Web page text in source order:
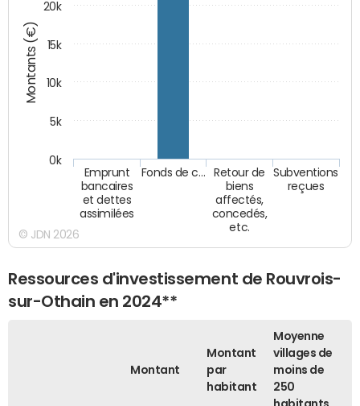
Montants (€)
Emprunt
bancaires
et dettes
assimilées
Fonds de c…
Retour de
biens
affectés,
concedés,
etc.
Subventions
reçues
0k
5k
10k
15k
20k
© JDN 2026
Ressources d'investissement de Rouvrois-
sur-Othain en 2024**
Montant
Montant
par
habitant
Moyenne
villages de
moins de
250